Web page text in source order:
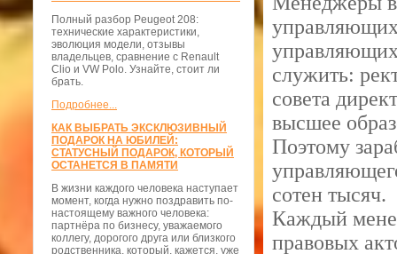
Полный разбор Peugeot 208:
технические характеристики,
эволюция модели, отзывы
владельцев, сравнение с Renault
Clio и VW Polo. Узнайте, стоит ли
брать.
Подробнее...
КАК ВЫБРАТЬ ЭКСКЛЮЗИВНЫЙ
ПОДАРОК НА ЮБИЛЕЙ:
СТАТУСНЫЙ ПОДАРОК, КОТОРЫЙ
ОСТАНЕТСЯ В ПАМЯТИ
В жизни каждого человека наступает
момент, когда нужно поздравить по-
настоящему важного человека:
партнёра по бизнесу, уважаемого
коллегу, дорогого друга или близкого
родственника, который, кажется, уже
служить:
совета
высшее
Поэтому
сотен тысяч.
Каждый
правовых